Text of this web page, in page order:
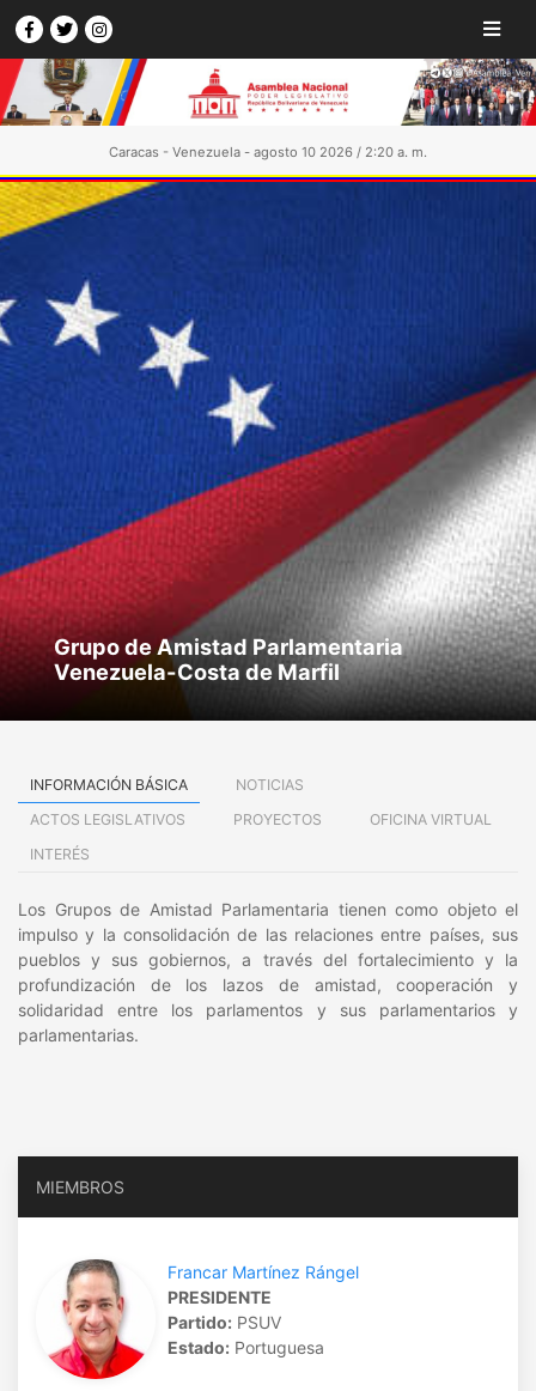
Caracas - Venezuela - agosto 10 2026 / 2:20 a. m.
Grupo de Amistad Parlamentaria
Venezuela-Costa de Marfil
INFORMACIÓN BÁSICA
NOTICIAS
ACTOS LEGISLATIVOS
PROYECTOS
OFICINA VIRTUAL
INTERÉS
Los Grupos de Amistad Parlamentaria tienen como objeto el
impulso y la consolidación de las relaciones entre países, sus
pueblos y sus gobiernos, a través del fortalecimiento y la
profundización de los lazos de amistad, cooperación y
solidaridad entre los parlamentos y sus parlamentarios y
parlamentarias.
MIEMBROS
Francar Martínez Rángel
PRESIDENTE
Partido: PSUV
Estado: Portuguesa